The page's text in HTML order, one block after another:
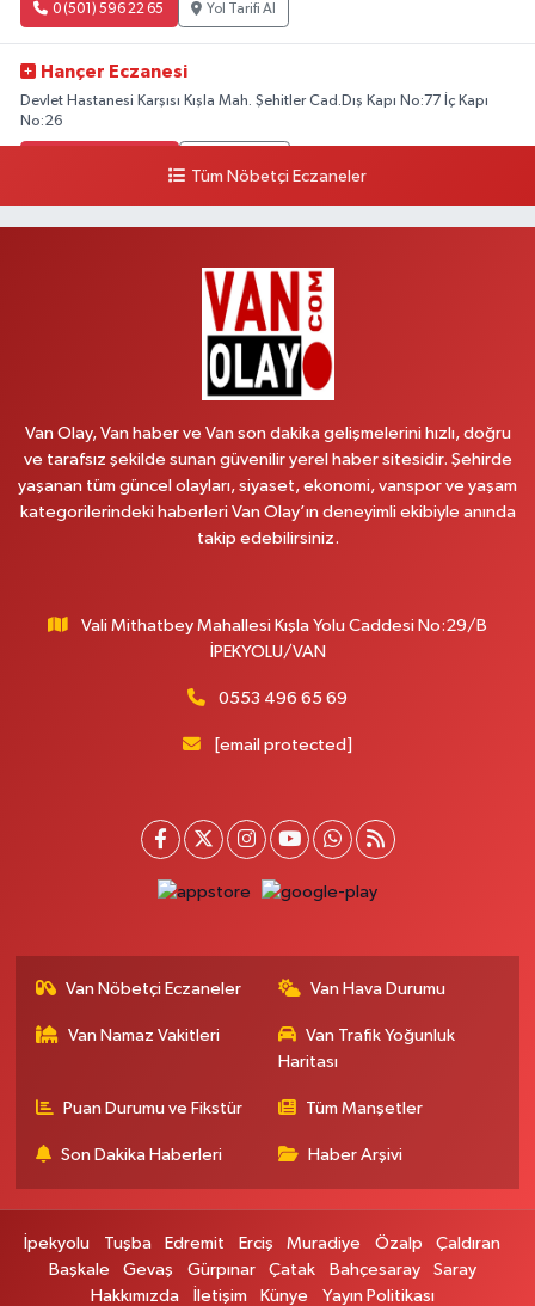
0 (501) 596 22 65 Yol Tarifi Al
Hançer Eczanesi
Devlet Hastanesi Karşısı Kışla Mah. Şehitler Cad.Dış Kapı No:77 İç Kapı
No:26
Yol Tarifi Al
ÖZEL AKDAMAR HASTANESİ KARŞISI HATUNİYE MAH.ASMİN SK.NO:11
Çağatay Eczanesi
MAHMUDİYE MAH.VAN-SARAY YOLU 113 D
Yol Tarifi Al
YENİŞEHİR MAH. 117.SOKAK 7-9Ahastane karşısı
Yağmur Karaman Eczanesi
Nefes Eczanesi
MAREŞAL FEVZİ ÇAKMAK CADDESİ EZBERCİLER İŞ MERKEZİ B BLOK
Akpınar Mah. Milli Egemenlik Cad.No:7 A
Karşısı No:33A
Kaplan Eczanesi
Tüm Nöbetçi Eczaneler
Van Olay, Van haber ve Van son dakika gelişmelerini hızlı, doğru
ve tarafsız şekilde sunan güvenilir yerel haber sitesidir. Şehirde
yaşanan tüm güncel olayları, siyaset, ekonomi, vanspor ve yaşam
kategorilerindeki haberleri Van Olay’ın deneyimli ekibiyle anında
takip edebilirsiniz.
Vali Mithatbey Mahallesi Kışla Yolu Caddesi No:29/B
İPEKYOLU/VAN
0553 496 65 69
[email protected]
Van Nöbetçi Eczaneler Van Hava Durumu
Van Namaz Vakitleri
Van Trafik Yoğunluk
Haritası
Puan Durumu ve Fikstür Tüm Manşetler
Son Dakika Haberleri Haber Arşivi
İpekyolu Tuşba Edremit Erciş Muradiye Özalp
Çaldıran
Başkale
Gevaş Gürpınar Çatak Bahçesaray
Saray
Hakkımızda
İletişim Künye Yayın Politikası